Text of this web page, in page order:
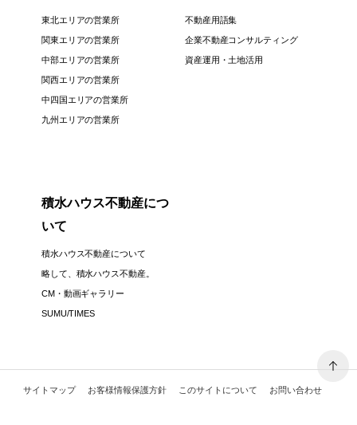
東北エリアの営業所
関東エリアの営業所
中部エリアの営業所
関西エリアの営業所
中四国エリアの営業所
九州エリアの営業所
不動産用語集
企業不動産コンサルティング
資産運用・土地活用
積水ハウス不動産につ
いて
積水ハウス不動産について
略して、積水ハウス不動産。
CM・動画ギャラリー
SUMU/TIMES
サイトマップ お客様情報保護方針 このサイトについて お問い合わせ